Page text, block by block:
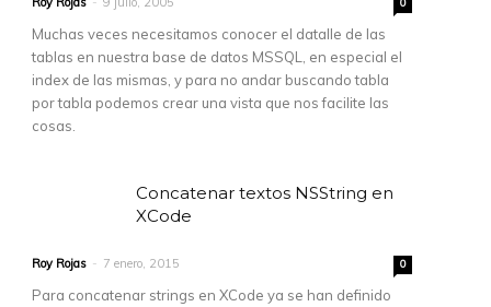
Muchas veces necesitamos conocer el datalle de las
tablas en nuestra base de datos MSSQL, en especial el
index de las mismas, y para no andar buscando tabla
por tabla podemos crear una vista que nos facilite las
cosas.
Concatenar textos NSString en
XCode
Roy Rojas - 7 enero, 2015 0
Para concatenar strings en XCode ya se han definido